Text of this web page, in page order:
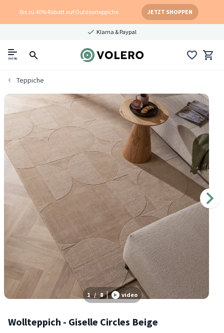
Bis zu 40% Rabatt auf Outdoorteppiche JETZT SHOPPEN
Klarna & Paypal
menu
Teppiche
1 / 8 video
Wollteppich - Giselle Circles Beige